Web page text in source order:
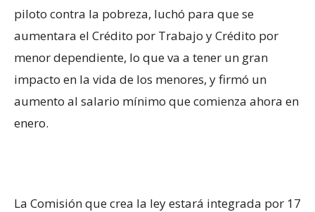
piloto contra la pobreza, luchó para que se
aumentara el Crédito por Trabajo y Crédito por
menor dependiente, lo que va a tener un gran
impacto en la vida de los menores, y firmó un
aumento al salario mínimo que comienza ahora en
enero.
La Comisión que crea la ley estará integrada por 17